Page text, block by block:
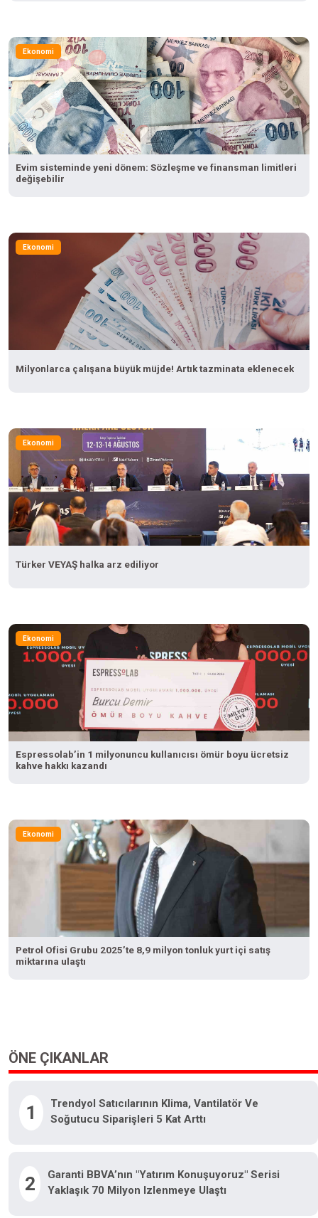
Ekonomi
Evim sisteminde yeni dönem: Sözleşme ve finansman limitleri
değişebilir
Ekonomi
Milyonlarca çalışana büyük müjde! Artık tazminata eklenecek
Ekonomi
Türker VEYAŞ halka arz ediliyor
Ekonomi
Espressolab’in 1 milyonuncu kullanıcısı ömür boyu ücretsiz
kahve hakkı kazandı
Ekonomi
Petrol Ofisi Grubu 2025’te 8,9 milyon tonluk yurt içi satış
miktarına ulaştı
ÖNE ÇIKANLAR
1
Trendyol Satıcılarının Klima, Vantilatör Ve
Soğutucu Siparişleri 5 Kat Arttı
2
Garanti BBVA’nın "Yatırım Konuşuyoruz" Serisi
Yaklaşık 70 Milyon Izlenmeye Ulaştı